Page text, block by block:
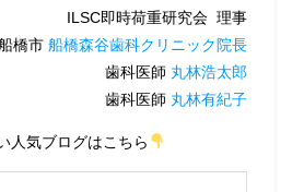
ILSC即時荷重研究会 理事
橋市船橋森谷歯科クリニック院長
歯科医師 丸林浩太郎
歯科医師 丸林有紀子
人気ブログはこちら